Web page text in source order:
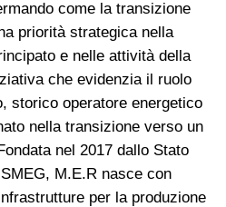
come la transizione
priorità strategica nella
e nelle attività della
che evidenzia il ruolo
storico operatore energetico
nella transizione verso un
nel 2017 dallo Stato
M.E.R nasce con
per la produzione